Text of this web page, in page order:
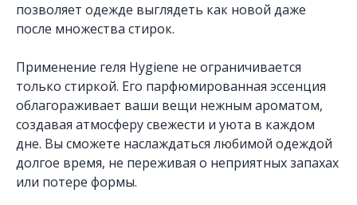
позволяет одежде выглядеть как новой даже
после множества стирок.
Применение геля Hygiene не ограничивается
только стиркой. Его парфюмированная эссенция
облагораживает ваши вещи нежным ароматом,
создавая атмосферу свежести и уюта в каждом
дне. Вы сможете наслаждаться любимой одеждой
долгое время, не переживая о неприятных запахах
или потере формы.